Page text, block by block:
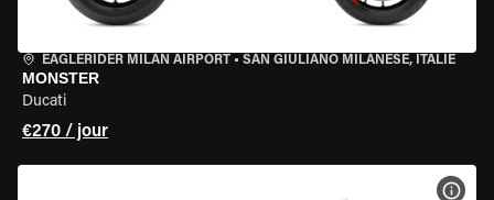
EAGLERIDER MILAN AIRPORT • SAN GIULIANO MILANESE, ITALIE
MONSTER
Ducati
€270 / jour